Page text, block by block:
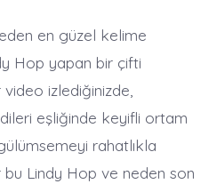
en güzel kelime
Hop yapan bir çifti
izlediğinizde,
eşliğinde keyifli ortam
rahatlıkla
bu Lindy Hop ve neden son